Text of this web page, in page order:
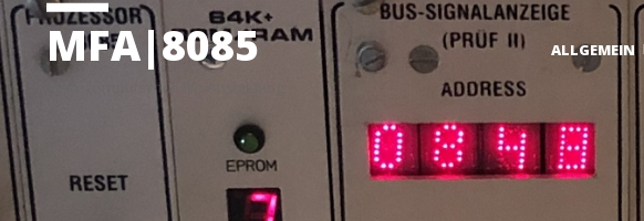
MFA|8085
Mikrocomputer für die Ausbildung
Zum
springen
ALLGEMEIN